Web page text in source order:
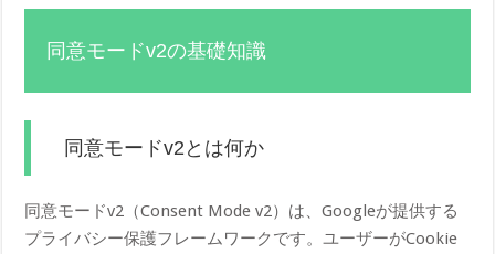
同意モードv2の基礎知識
同意モードv2とは何か
同意モードv2（Consent Mode v2）は、Googleが提供する
プライバシー保護フレームワークです。ユーザーがCookie